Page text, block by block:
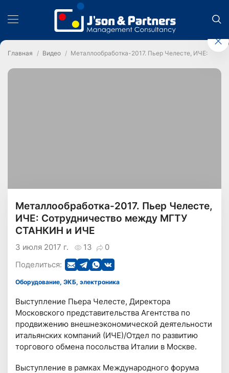
Главная Видео Металлообработка-2017. Пьер Челесте, ИЧЕ:
Металлообработка-2017. Пьер Челесте,
ИЧЕ: Сотрудничество между МГТУ
СТАНКИН и ИЧЕ
13 0
3 июля 2017 г.
Поделиться:
Оборудование, ЭКБ, электроника
Выступление Пьера Челесте, Директора
Московского представительства Агентства по
продвижению внешнеэкономической деятельности
итальянских компаний (ИЧЕ)/Отдел по развитию
торгового обмена посольства Италии в Москве.
Выступление в рамках Международного форума